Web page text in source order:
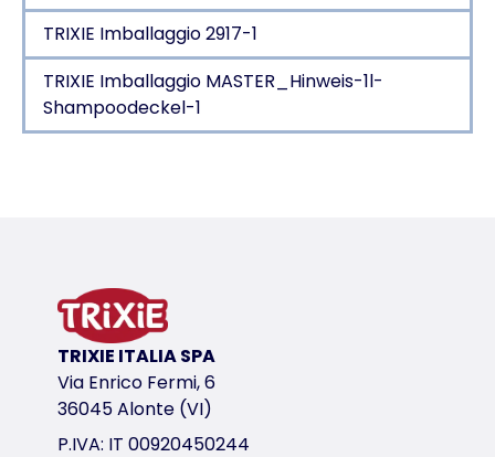
TRIXIE Imballaggio 2917-1
TRIXIE Imballaggio MASTER_Hinweis-1l-
Shampoodeckel-1
prodotto molto delicato
variante di prodotto
variante di prodotto: numero unico del
Contenuto
250 ml
TRIXIE ITALIA SPA
Via Enrico Fermi, 6
36045 Alonte (VI)
P.IVA: IT 00920450244